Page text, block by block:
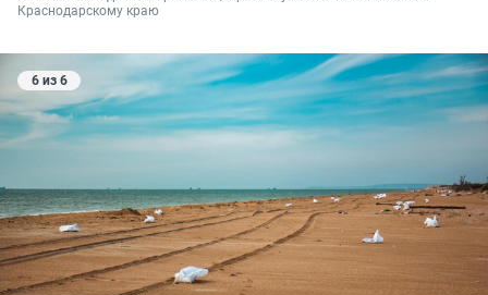
Краснодарскому краю
6 из 6